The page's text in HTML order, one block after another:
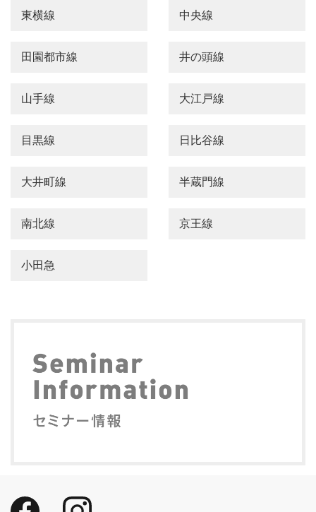
東横線 中央線
田園都市線 井の頭線
山手線 大江戸線
目黒線 日比谷線
大井町線 半蔵門線
南北線 京王線
小田急